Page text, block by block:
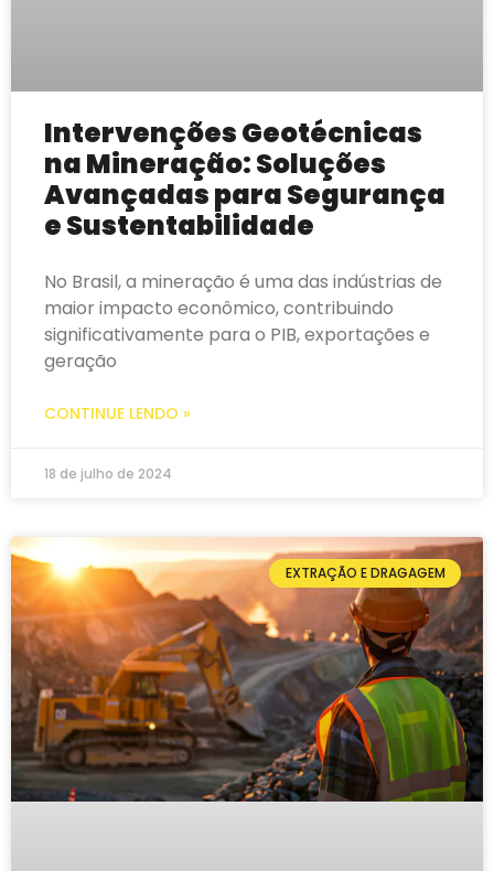
Intervenções Geotécnicas
na Mineração: Soluções
Avançadas para Segurança
e Sustentabilidade
No Brasil, a mineração é uma das indústrias de
maior impacto econômico, contribuindo
significativamente para o PIB, exportações e
geração
CONTINUE LENDO »
18 de julho de 2024
EXTRAÇÃO E DRAGAGEM